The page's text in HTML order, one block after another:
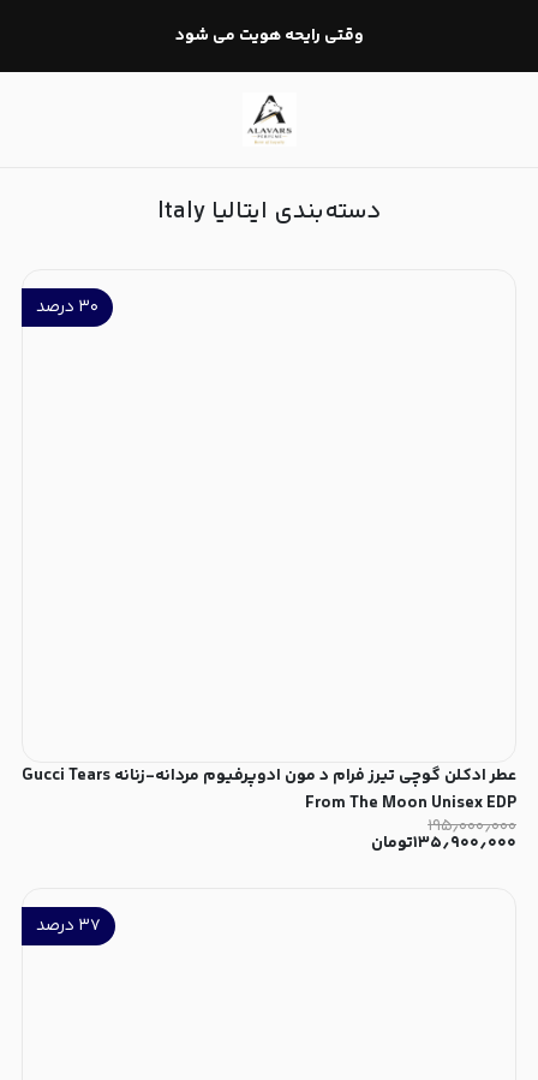
وقتی رایحه هویت می شود
دسته‌بندی ایتالیا Italy
۳۰ درصد
عطر ادکلن گوچی تیرز فرام د مون ادوپرفیوم مردانه-زنانه Gucci Tears
From The Moon Unisex EDP
۱۹۵٫۰۰۰٫۰۰۰
۱۳۵٫۹۰۰٫۰۰۰تومان
۳۷ درصد